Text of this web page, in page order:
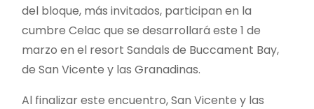
del bloque, más invitados, participan en la
cumbre Celac que se desarrollará este 1 de
marzo en el resort Sandals de Buccament Bay,
de San Vicente y las Granadinas.
Al finalizar este encuentro, San Vicente y las